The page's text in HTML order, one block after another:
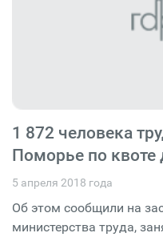
1 872 человека
Поморье по квоте
5 апреля 2018 года
Об этом сообщили на
министерства труда,